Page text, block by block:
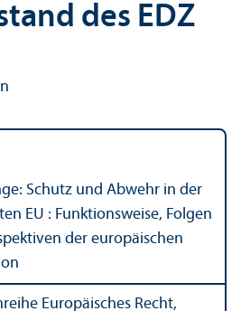
des EDZ
Schutz und Abwehr in der
EU : Funktions­weise, Folgen
der europäischen
Europäisches Recht,